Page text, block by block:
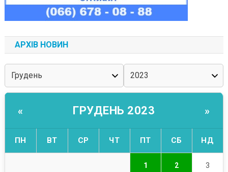
АРХІВ НОВИН
« ГРУДЕНЬ 2023 »
ПН ВТ СР ЧТ ПТ СБ НД
1 2 3